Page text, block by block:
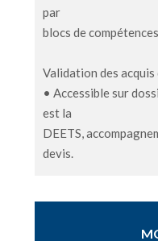
par
blocs de
Validation des acquis
• Accessible sur
est la
DEETS,
devis.